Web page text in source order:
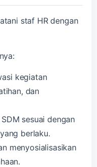
staf HR dengan
kegiatan
dan
sesuai dengan
berlaku.
menyosialisasikan